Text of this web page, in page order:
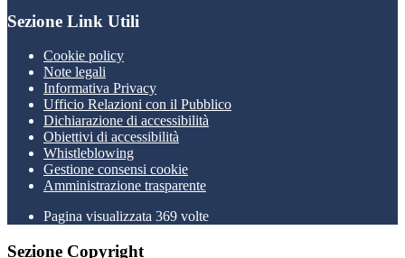
Sezione Link Utili
Cookie policy
Note legali
Informativa Privacy
Ufficio Relazioni con il Pubblico
Dichiarazione di accessibilità
Obiettivi di accessibilità
Whistleblowing
Gestione consensi cookie
Amministrazione trasparente
Pagina visualizzata 369 volte
Sezione Copyright